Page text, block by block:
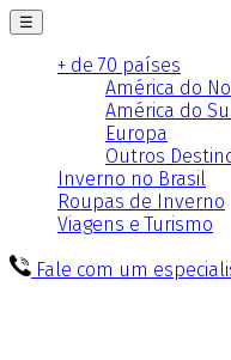
☰
+ de 70 países
América do
América do
Europa
Outros
Inverno no Brasil
Roupas de Inverno
Viagens e Turismo
Fale com um